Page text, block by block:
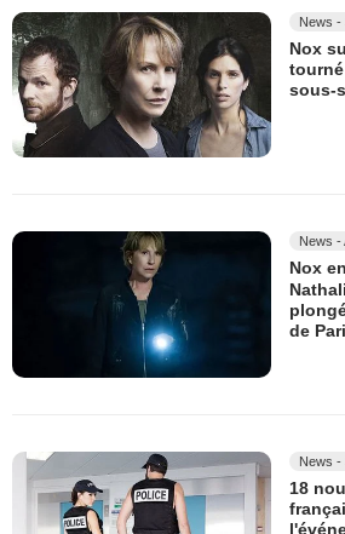
News -
Nox
sous-
News -
Nox
de
News -
18